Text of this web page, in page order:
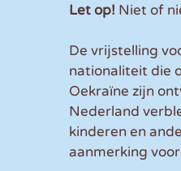
Let op! Niet of
De vrijstelling
nationaliteit die
Oekraïne zijn
Nederland
kinderen en
aanmerking